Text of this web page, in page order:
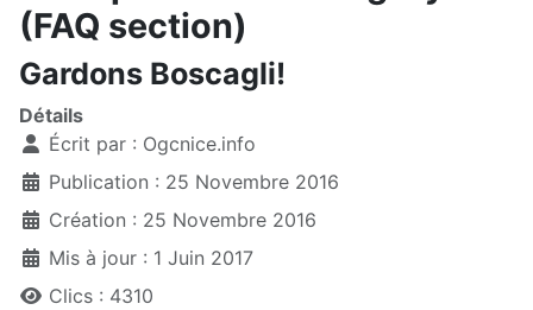
(FAQ section)
Gardons Boscagli!
Détails
Écrit par : Ogcnice.info
Publication : 25 Novembre 2016
Création : 25 Novembre 2016
Mis à jour : 1 Juin 2017
Clics : 4310